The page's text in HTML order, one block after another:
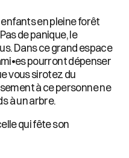
enfants en pleine forêt
de panique, le
Dans ce grand espace
pourront dépenser
vous sirotez du
à ce personne ne
à un arbre.
qui fête son